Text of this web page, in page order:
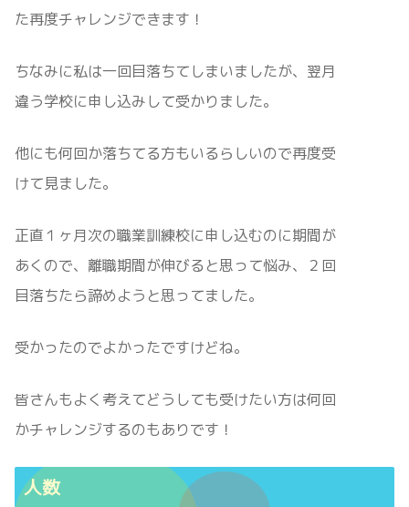
た再度チャレンジできます！
ちなみに私は一回目落ちてしまいましたが、翌月
違う学校に申し込みして受かりました。
他にも何回か落ちてる方もいるらしいので再度受
けて見ました。
正直１ヶ月次の職業訓練校に申し込むのに期間が
あくので、離職期間が伸びると思って悩み、２回
目落ちたら諦めようと思ってました。
受かったのでよかったですけどね。
皆さんもよく考えてどうしても受けたい方は何回
かチャレンジするのもありです！
人数